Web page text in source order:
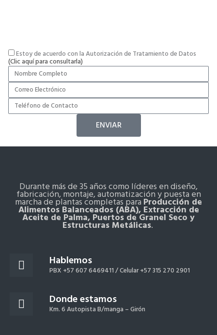
Estoy de acuerdo con la Autorización de Tratamiento de Datos
(Clic aquí para consultarla)
ENVIAR
Durante más de 35 años como líderes en diseño,
fabricación, montaje, automatización y puesta en
marcha de plantas completas para Producción de
Alimentos Balanceados (ABA), Extracción de
Aceite de Palma, Puertos de Granel Seco y
Estructuras Metálicas.
Hablemos
PBX +57 607 6469411 /Celular +57 315 270 2901
Donde estamos
Km. 6 Autopista B/manga – Girón